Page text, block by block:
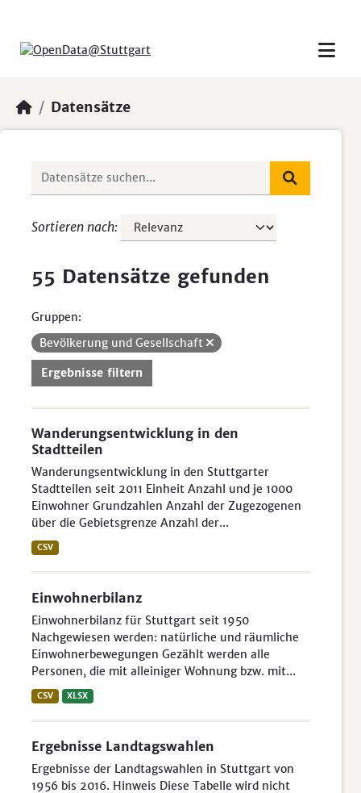
Datensätze
Sortieren nach
55 Datensätze gefunden
Gruppen:
Bevölkerung und Gesellschaft
Ergebnisse filtern
Wanderungsentwicklung in den
Stadtteilen
Wanderungsentwicklung in den Stuttgarter
Stadtteilen seit 2011 Einheit Anzahl und je 1000
Einwohner Grundzahlen Anzahl der Zugezogenen
über die Gebietsgrenze Anzahl der...
CSV
Einwohnerbilanz
Einwohnerbilanz für Stuttgart seit 1950
Nachgewiesen werden: natürliche und räumliche
Einwohnerbewegungen Gezählt werden alle
Personen, die mit alleiniger Wohnung bzw. mit...
CSV XLSX
Ergebnisse Landtagswahlen
Ergebnisse der Landtagswahlen in Stuttgart von
1956 bis 2016. Hinweis Diese Tabelle wird nicht